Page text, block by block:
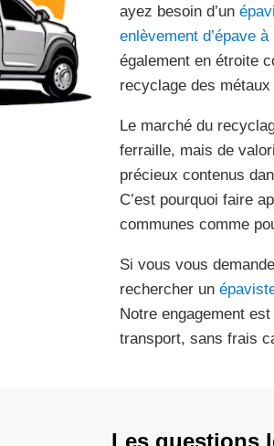
ayez besoin d’un
enlèvement d’épave
également en étroite
recyclage des
Le marché du
ferraille, mais de
précieux contenus
C’est pourquoi faire
communes comme
Si vous vous
rechercher un
Notre engagement
transport, sans frais